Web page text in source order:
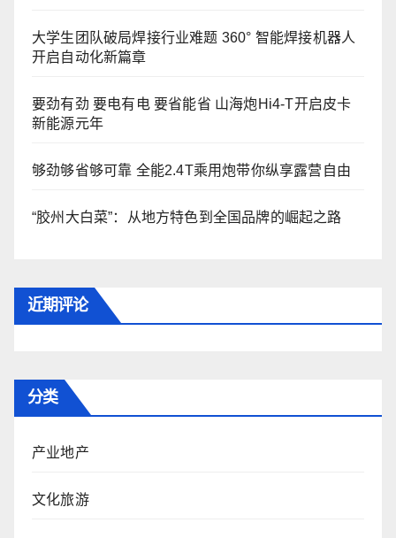
大学生团队破局焊接行业难题 360° 智能焊接机器人
开启自动化新篇章
要劲有劲 要电有电 要省能省 山海炮Hi4-T开启皮卡
新能源元年
够劲够省够可靠 全能2.4T乘用炮带你纵享露营自由
“胶州大白菜”：从地方特色到全国品牌的崛起之路
近期评论
分类
产业地产
文化旅游